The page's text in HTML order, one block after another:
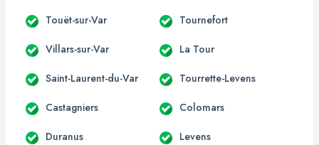
Touët-sur-Var Tournefort
Villars-sur-Var La Tour
Saint-Laurent-du-Var Tourrette-Levens
Castagniers Colomars
Duranus Levens